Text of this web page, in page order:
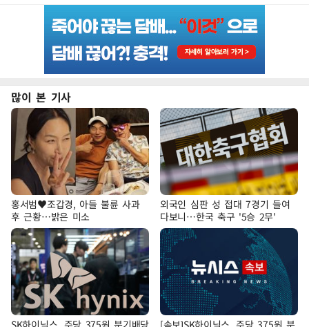
많이 본 기사
홍서범♥조갑경, 아들 불륜 사과
후 근황…밝은 미소
외국인 심판 성 접대 7경기 들여
다보니…한국 축구 '5승 2무'